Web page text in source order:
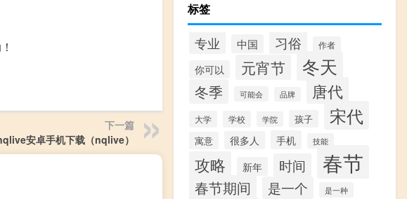
下一篇
安卓手机下载（nqlive）
标签
专业 中国 习俗 作者
你可以 元宵节 冬天
冬季 可能会 品牌 唐代
大学 学校 学院 孩子 宋代
寓意 很多人 手机 技能
攻略 新年 时间 春节
春节期间 是一个 是一种